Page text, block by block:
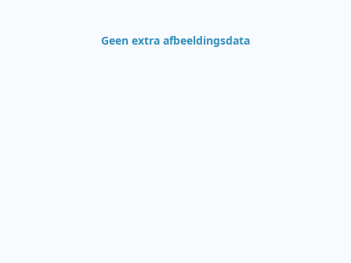
Geen extra afbeeldingsdata